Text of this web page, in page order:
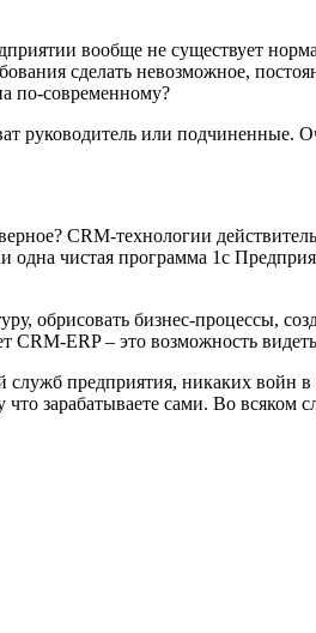
вообще не существует
сделать невозможное,
по-современному?
руководитель или подчиненные.
CRM-технологии
одна чистая программа 1с
обрисовать бизнес-процессы,
CRM-ERP – это возможность
служб предприятия, никаких войн
зарабатываете сами. Во всяком